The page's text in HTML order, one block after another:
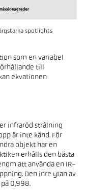
spotlights
som en variabel
till
ekvationen
infraröd strålning
är inte känd. För
objekt har en
erhålls den bästa
att använda en IR-
Den inre ytan av
0,998.